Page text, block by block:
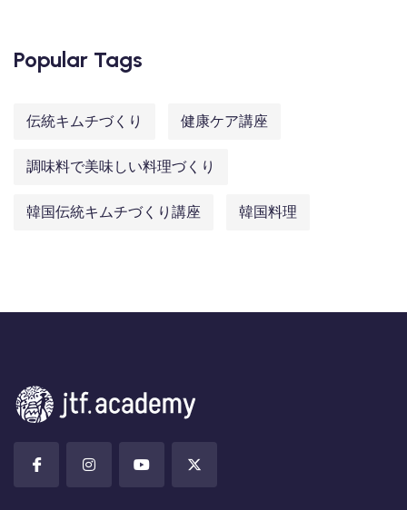
Popular Tags
伝統キムチづくり 健康ケア講座
調味料で美味しい料理づくり
韓国伝統キムチづくり講座 韓国料理